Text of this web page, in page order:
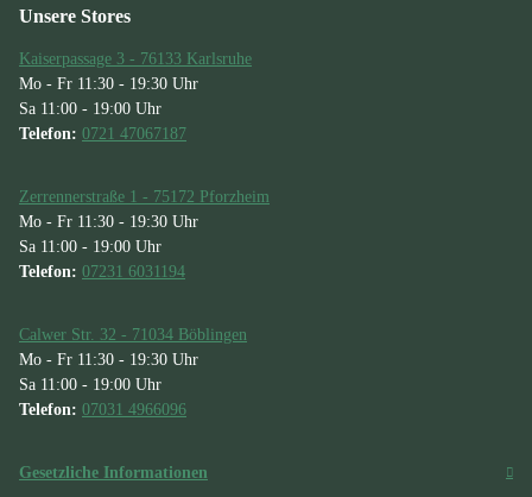
Unsere Stores
Kaiserpassage 3 - 76133 Karlsruhe
Mo - Fr 11:30 - 19:30 Uhr
Sa 11:00 - 19:00 Uhr
Telefon: 0721 47067187
Zerrennerstraße 1 - 75172 Pforzheim
Mo - Fr 11:30 - 19:30 Uhr
Sa 11:00 - 19:00 Uhr
Telefon: 07231 6031194
Calwer Str. 32 - 71034 Böblingen
Mo - Fr 11:30 - 19:30 Uhr
Sa 11:00 - 19:00 Uhr
Telefon: 07031 4966096
Gesetzliche Informationen